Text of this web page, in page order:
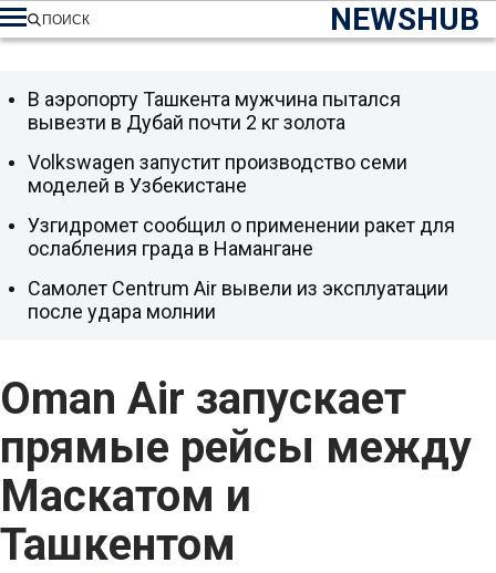
NEWSHUB
ПОИСК
Oman Air запускает
прямые рейсы между
Маскатом и
Ташкентом
В аэропорту Ташкента мужчина пытался
вывезти в Дубай почти 2 кг золота
Volkswagen запустит производство семи
моделей в Узбекистане
Узгидромет сообщил о применении ракет для
ослабления града в Намангане
Самолет Centrum Air вывели из эксплуатации
после удара молнии